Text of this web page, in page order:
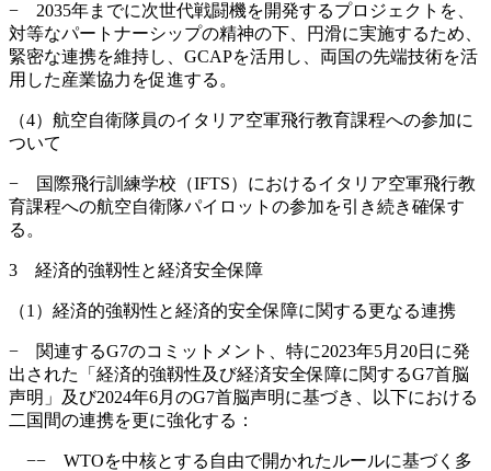
− 2035年までに次世代戦闘機を開発するプロジェクトを、
対等なパートナーシップの精神の下、円滑に実施するため、
緊密な連携を維持し、GCAPを活用し、両国の先端技術を活
用した産業協力を促進する。
（4）航空自衛隊員のイタリア空軍飛行教育課程への参加に
ついて
− 国際飛行訓練学校（IFTS）におけるイタリア空軍飛行教
育課程への航空自衛隊パイロットの参加を引き続き確保す
る。
3 経済的強靱性と経済安全保障
（1）経済的強靱性と経済的安全保障に関する更なる連携
− 関連するG7のコミットメント、特に2023年5月20日に発
出された「経済的強靱性及び経済安全保障に関するG7首脳
声明」及び2024年6月のG7首脳声明に基づき、以下における
二国間の連携を更に強化する：
−− WTOを中核とする自由で開かれたルールに基づく多